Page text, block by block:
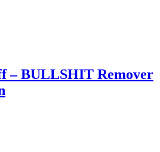
– BULLSHIT Remover